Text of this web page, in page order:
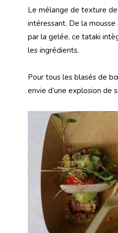
Le mélange de texture
intéressant. De la
par la gelée, ce tataki
les ingrédients.
Pour tous les blasés de
envie d’une explosion de